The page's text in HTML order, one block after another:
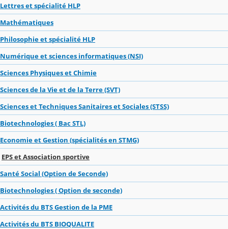
Lettres et spécialité HLP
Mathématiques
Philosophie et spécialité HLP
Numérique et sciences informatiques (NSI)
Sciences Physiques et Chimie
Sciences de la Vie et de la Terre (SVT)
Sciences et Techniques Sanitaires et Sociales (STSS)
Biotechnologies ( Bac STL)
Economie et Gestion (spécialités en STMG)
EPS et Association sportive
Santé Social (Option de Seconde)
Biotechnologies ( Option de seconde)
Activités du BTS Gestion de la PME
Activités du BTS BIOQUALITE